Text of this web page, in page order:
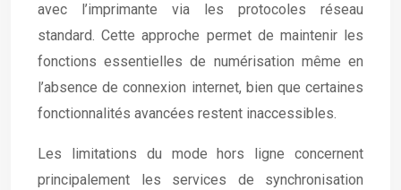
avec l’imprimante via les protocoles réseau
standard. Cette approche permet de maintenir les
fonctions essentielles de numérisation même en
l’absence de connexion internet, bien que certaines
fonctionnalités avancées restent inaccessibles.
Les limitations du mode hors ligne concernent
principalement les services de synchronisation